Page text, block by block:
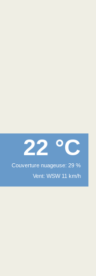
22 °C
Couverture nuageuse: 29 %
Vent: WSW 11 km/h